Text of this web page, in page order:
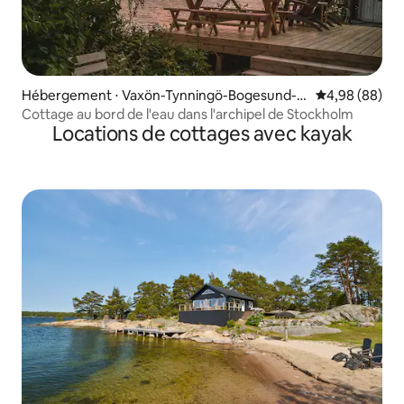
Hébergement ⋅ Vaxön-Tynningö-Bogesund-G
ranholmen
Évaluation
4,98 (88)
Cottage au bord de l'eau dans l'archipel de Stockholm
Locations de cottages avec kayak